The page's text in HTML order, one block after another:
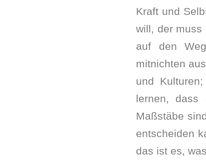
Kraft und
will, der muss
auf den
mitnichten
und
lernen, dass
Maßstäbe
entscheiden
das ist es,